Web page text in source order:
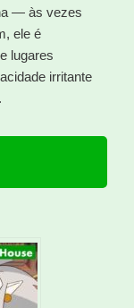
— às vezes
ele é
lugares
irritante